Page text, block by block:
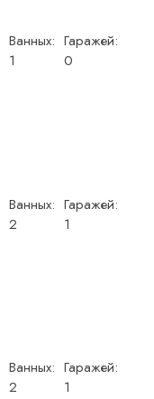
Ванных:
1
Гаражей:
0
Ванных:
2
Гаражей:
1
Ванных:
2
Гаражей:
1